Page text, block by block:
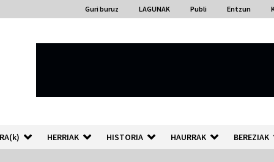
Guri buruz LAGUNAK Publi Entzun
HERRIAK HISTORIA HAURRAK BEREZIAK